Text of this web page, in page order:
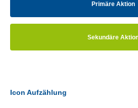
Primäre Aktion
Sekundäre
Icon Aufzählung